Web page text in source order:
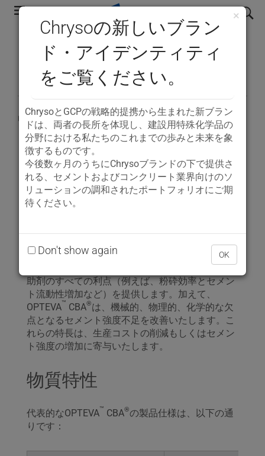
Skip
navigation
Chrysoの新しいブラン
ド・アイデンティティ
をご覧ください。
×
ChrysoとGCPの戦略的提携から生まれた新ブラン
ドは、両者の長所を体現し、建設用特殊化学品の
分野における私たちのこれまでの歩みと未来を象
徴するものです。
今後数ヶ月のうちにChrysoブランドの下で提供さ
れる、セメントおよびコンクリート業界向けのソ
リューションの調和されたポートフォリオにご期
待ください。
Don't show again OK
検索
OPTEVA™CBA ®
品質／強度強化添加剤
PDF
はじめに
とはまったく異なった新しいコンセプトの粉砕助
剤です。違いは、「粉砕助剤プラス」であるとい
は、これまでの粉砕
助剤のすべての利点（例えば、粉砕効率とセメン
ト流動性増加など）を提供します。加えて、
OPTEVA™ CBA®は、機械的、物理的、化学的な欠
点となるセメント強度不足を改善いたします。こ
れらの特長は、生産コストの削減もしくはセメン
ト強度の増加に寄与いたします。
物質特性
代表的なOPTEVA™ CBA®の製品仕様は、以下の通
りです：